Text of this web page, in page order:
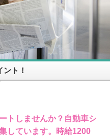
ント！
トしませんか？自動車シ
しています。時給1200